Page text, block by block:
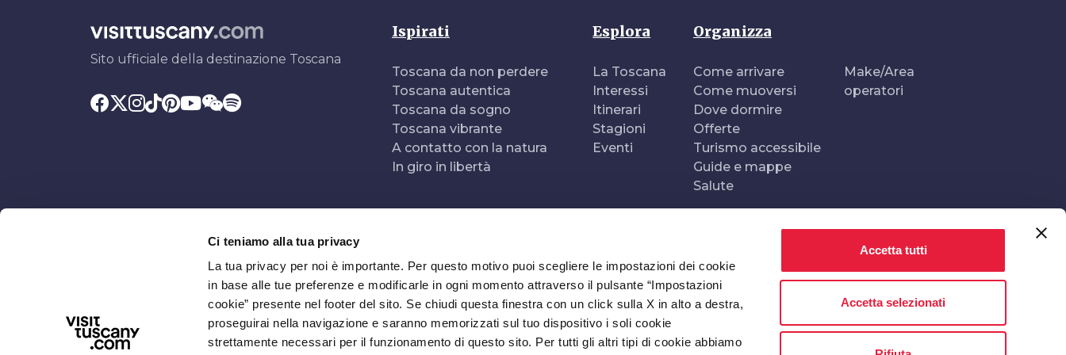
Ci teniamo alla tua privacy
La tua privacy per noi è importante. Per questo motivo puoi scegliere le impostazioni dei cookie
in base alle tue preferenze e modificarle in ogni momento attraverso il pulsante “Impostazioni
cookie” presente nel footer del sito. Se chiudi questa finestra con un click sulla X in alto a destra,
proseguirai nella navigazione e saranno memorizzati sul tuo dispositivo i soli cookie
strettamente necessari per il funzionamento di questo sito. Per tutti gli altri tipi di cookie abbiamo
Accetta tutti
Accetta selezionati
Sito ufficiale della destinazione Toscana
Ispirati
Toscana da non perdere
Toscana autentica
Toscana da sogno
Toscana vibrante
A contatto con la natura
In giro in libertà
Esplora
La Toscana
Interessi
Itinerari
Stagioni
Eventi
Organizza
Come arrivare
Come muoversi
Dove dormire
Offerte
Turismo accessibile
Guide e mappe
Salute
Make/Area
operatori
In collaborazione con